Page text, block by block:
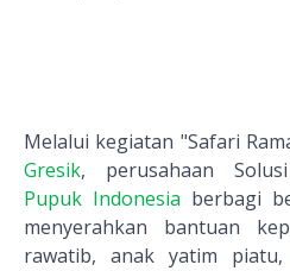
Melalui kegiatan "Safari
Gresik, perusahaan
Pupuk Indonesia berbagi
menyerahkan bantuan
rawatib, anak yatim